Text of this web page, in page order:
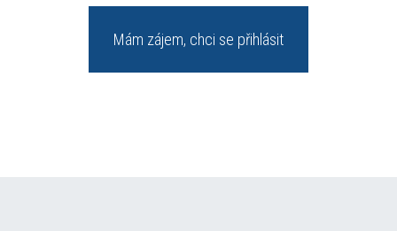
Mám zájem, chci se přihlásit